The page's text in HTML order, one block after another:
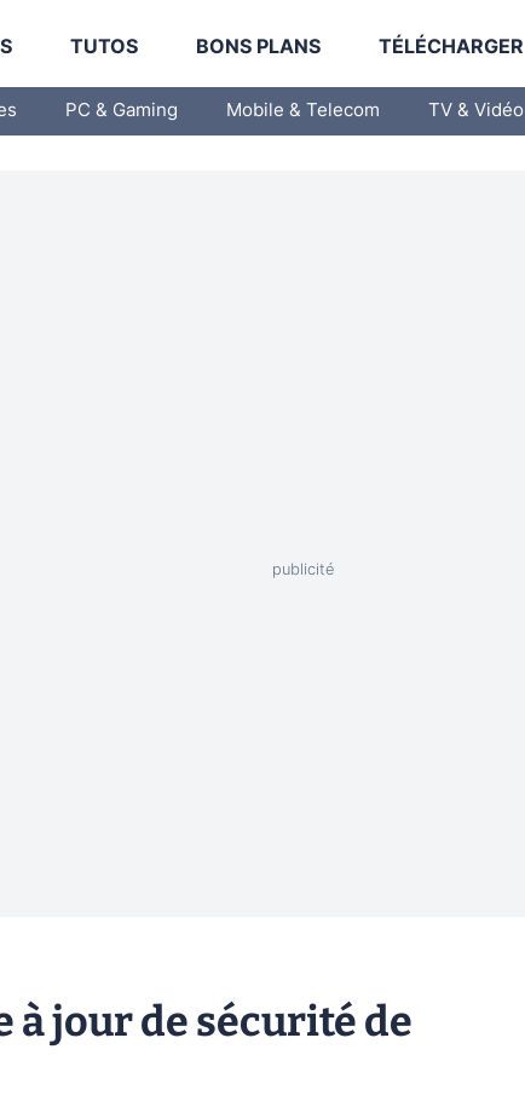
TUTOS BONS PLANS TÉLÉCHARGER
PC & Gaming Mobile & Telecom TV & Vidéo
à jour de sécurité de